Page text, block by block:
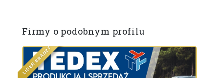
Firmy o podobnym profilu
LI
DER
BRANŻ
Y